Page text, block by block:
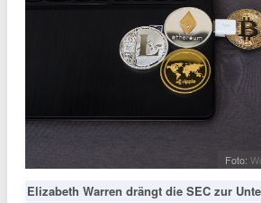
Foto:
Elizabeth Warren drängt die SEC zur